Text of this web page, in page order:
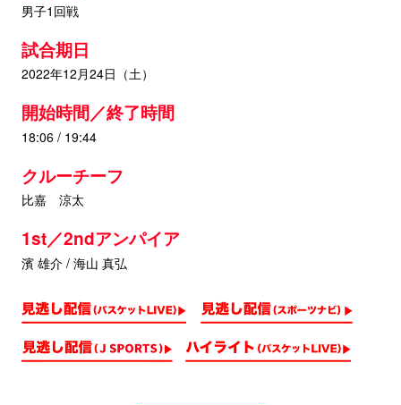
男子1回戦
試合期日
2022年12月24日（土）
開始時間／終了時間
18:06 / 19:44
クルーチーフ
比嘉 涼太
1st／2ndアンパイア
濱 雄介 / 海山 真弘